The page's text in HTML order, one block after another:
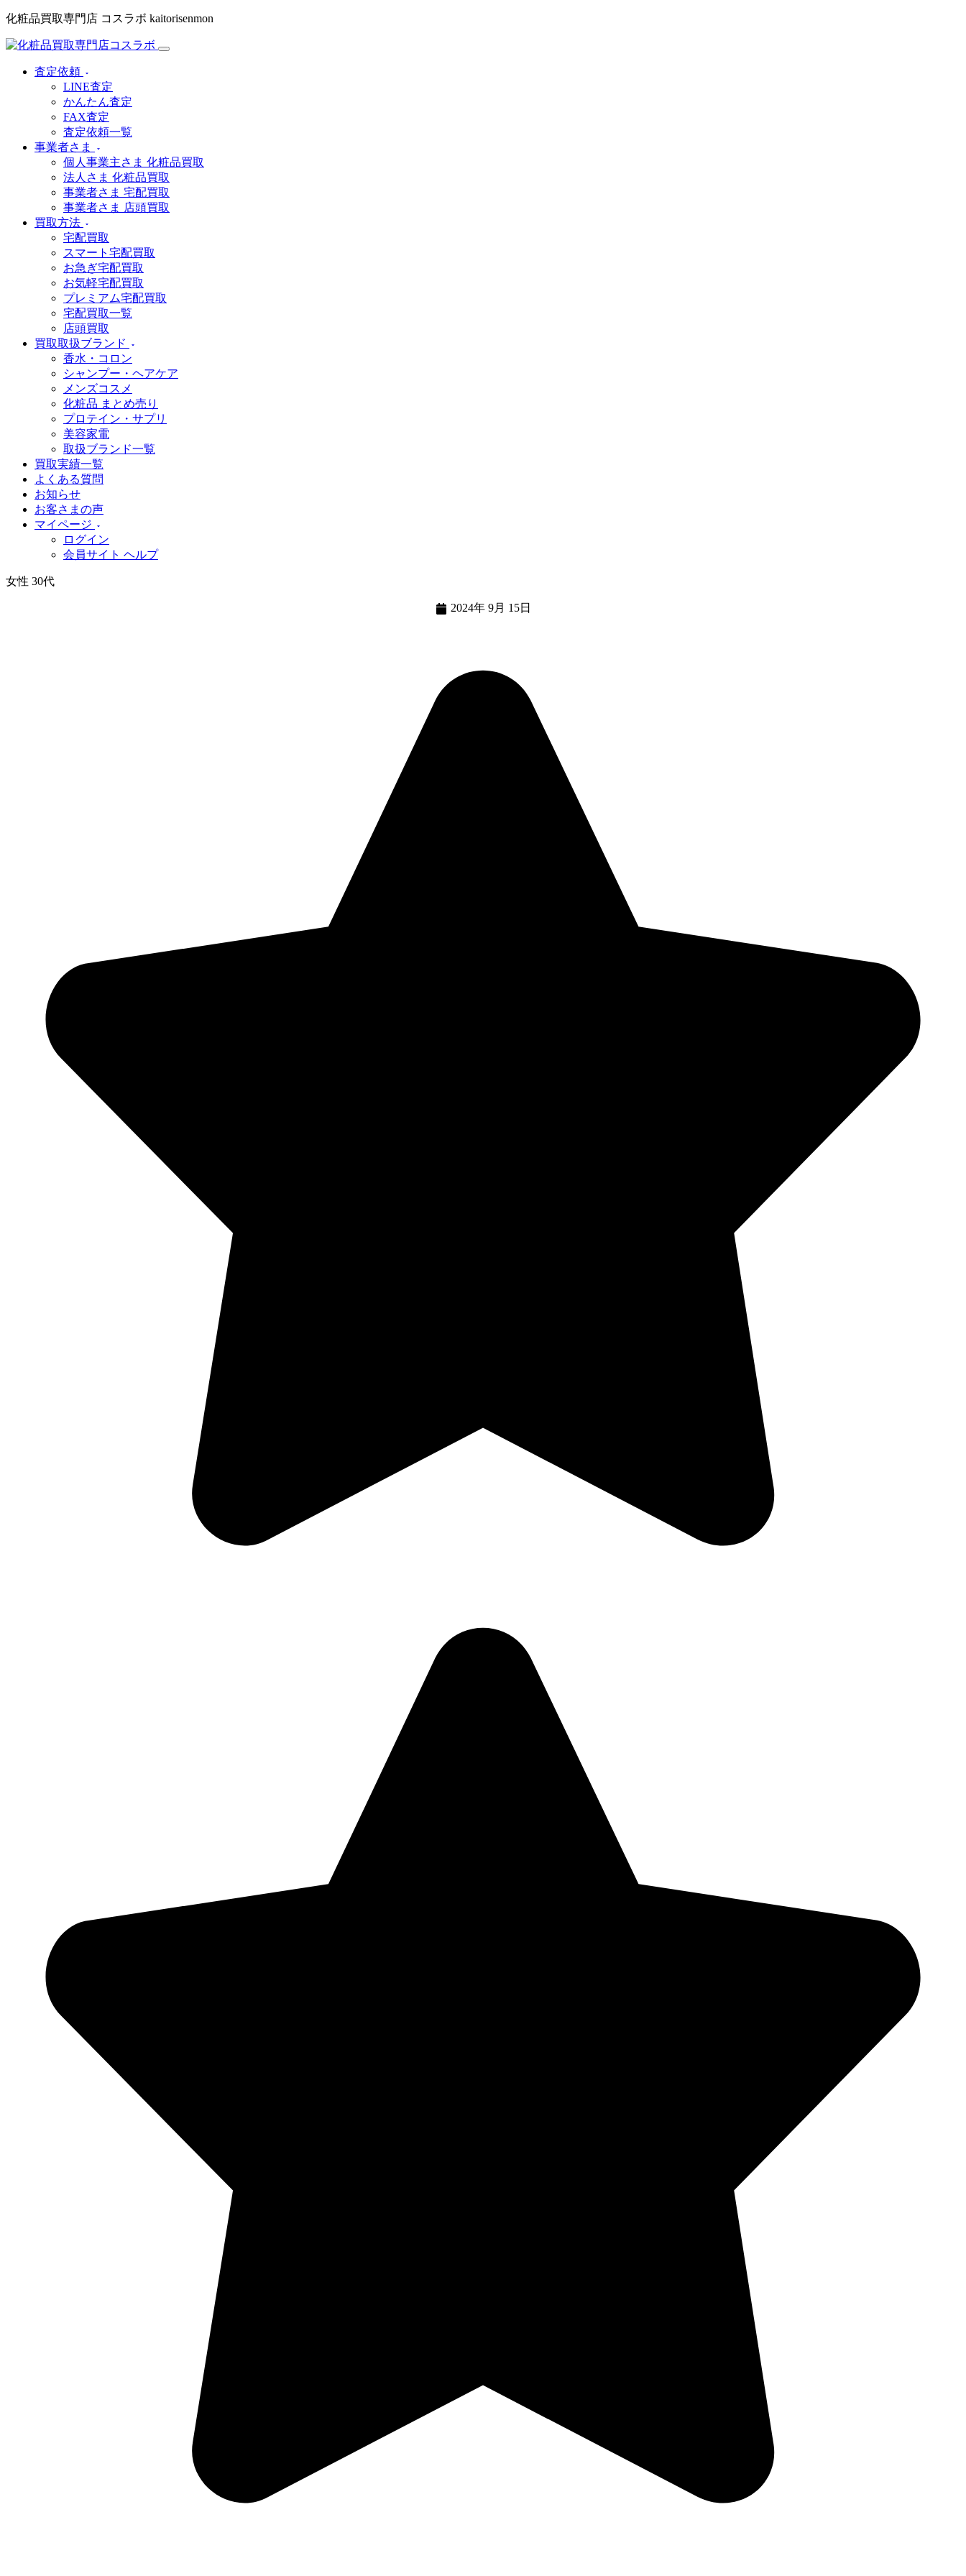
化粧品買取専門店 コスラボ kaitorisenmon
査定依頼
LINE査定
かんたん査定
FAX査定
査定依頼一覧
事業者さま
個人事業主さま 化粧品買取
法人さま 化粧品買取
事業者さま 宅配買取
事業者さま 店頭買取
買取方法
宅配買取
スマート宅配買取
お急ぎ宅配買取
お気軽宅配買取
プレミアム宅配買取
宅配買取一覧
店頭買取
買取取扱ブランド
香水・コロン
シャンプー・ヘアケア
メンズコスメ
化粧品 まとめ売り
プロテイン・サプリ
美容家電
取扱ブランド一覧
買取実績一覧
よくある質問
お知らせ
お客さまの声
マイページ
ログイン
会員サイト ヘルプ
女性 30代
2024年 9月 15日